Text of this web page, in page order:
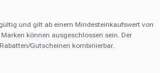
und gilt ab einem Mindesteinkaufswert von
können ausgeschlossen sein. Der
Gutscheinen kombinierbar.